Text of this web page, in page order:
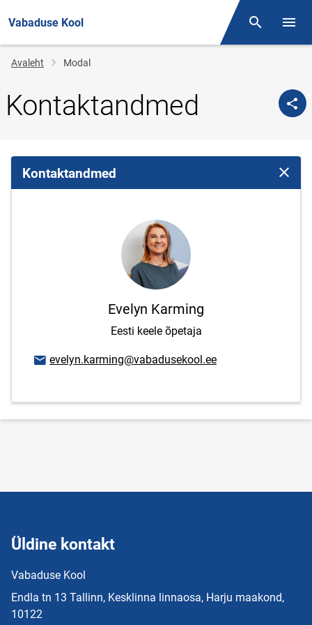
Vabaduse Kool Otsing
Jälglink
Avaleht Modal
Kontaktandmed
Kontaktandmed Sulge
Evelyn Karming
Eesti keele õpetaja
E-posti aadress
evelyn.karming@vabadusekool.ee
Üldine kontakt
Vabaduse Kool
Endla tn 13 Tallinn, Kesklinna linnaosa, Harju maakond,
10122